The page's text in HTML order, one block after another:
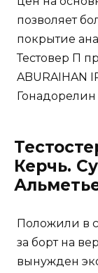
позволяет
покрытие
Тестовер П
ABURAIHAN
Керчь.
Положили в
за борт на
вынужден